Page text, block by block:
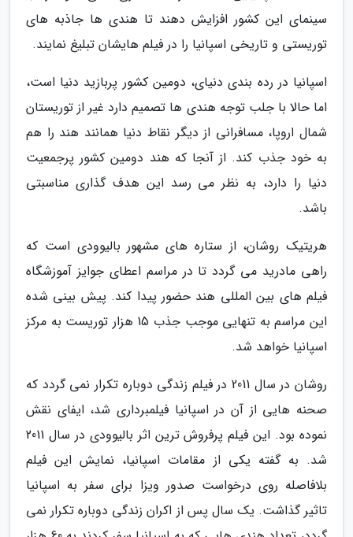
سینمای این کشور افزایش دهند تا هندی ها جاذبه های
توریستی و تاریخی اسپانیا را در فیلم هایشان تبلیغ نمایند.
اسپانیا در رده بندی دنیای، دومین کشور پربازید دنیا است،
اما حالا با جلب توجه هندی ها تصمیم دارد غیر از توریستان
شمال اروپا، مسافرانی از دیگر نقاط دنیا همانند هند را هم
به خود جذب کند. از آنجا که هند دومین کشور پرجمعیت
دنیا را دارد، به نظر می رسد این هدف گذاری مناسبتی
باشد.
هریتیک روشان، از ستاره های مشهور بالیوودی است که
راهی مادرید می گردد تا در مراسم اعطای جوایز آموزشگاه
فیلم های بین المللی هند حضور پیدا کند. پیش بینی شده
این مراسم به تنهایی موجب جذب 15 هزار توریست به مرکز
اسپانیا خواهد شد.
روشان در سال 2011 در فیلم زندگی دوباره تکرار نمی گردد که
صحنه هایی از آن در اسپانیا فیلمبرداری شد، ایفای نقش
نموده بود. این فیلم پرفروش ترین اثر بالیوودی در سال 2011
شد. به گفته یکی از مقامات اسپانیا، نمایش این فیلم
بلافاصله روی درخواست صدور ویزا برای سفر به اسپانیا
تاثیر گذاشت. یک سال پس از اکران زندگی دوباره تکرار نمی